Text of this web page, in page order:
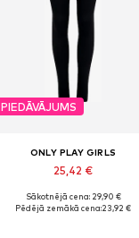
PIEDĀVĀJUMS
ONLY PLAY GIRLS
25,42 €
Sākotnējā cena: 29,90 €
Pēdējā zemākā cena:23,92 €